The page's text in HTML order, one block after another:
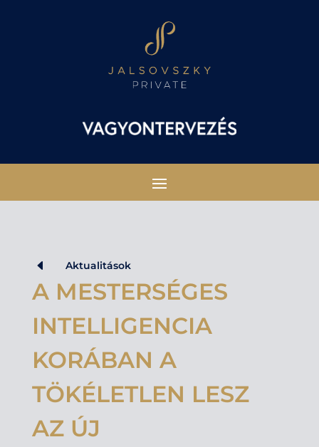
D Aktualitások
A MESTERSÉGES
INTELLIGENCIA
KORÁBAN A
TÖKÉLETLEN LESZ
AZ ÚJ